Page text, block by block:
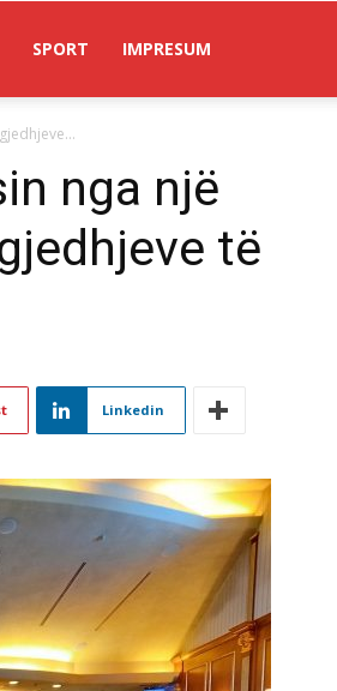
SPORT IMPRESUM
nga një
të
Linkedin